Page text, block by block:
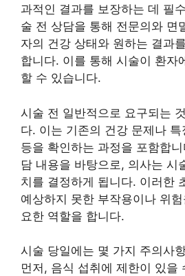
과적인 결과를 보장하는 데 필
술 전 상담을 통해 전문의와 면
자의 건강 상태와 원하는 결과
합니다. 이를 통해 시술이 환자
할 수 있습니다.
시술 전 일반적으로 요구되는
다. 이는 기존의 건강 문제나
등을 확인하는 과정을 포함합
담 내용을 바탕으로, 의사는 시
치를 결정하게 됩니다. 이러한
예상하지 못한 부작용이나 위
요한 역할을 합니다.
시술 당일에는 몇 가지 주의사
먼저, 음식 섭취에 제한이 있을